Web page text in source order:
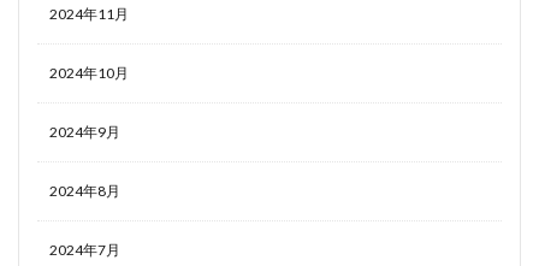
2024年11月
2024年10月
2024年9月
2024年8月
2024年7月